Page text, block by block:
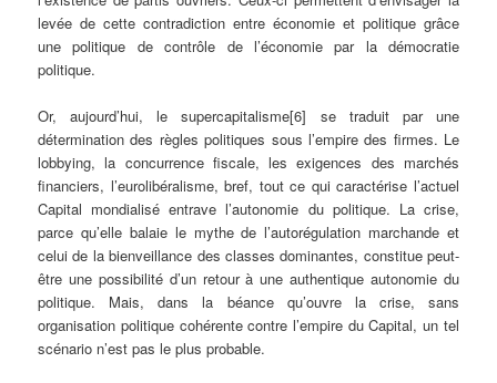
levée de cette contradiction entre économie et politique grâce
une politique de contrôle de l’économie par la démocratie
politique.
Or, aujourd’hui, le supercapitalisme[6] se traduit par une
détermination des règles politiques sous l’empire des firmes. Le
lobbying, la concurrence fiscale, les exigences des marchés
financiers, l’eurolibéralisme, bref, tout ce qui caractérise l’actuel
Capital mondialisé entrave l’autonomie du politique. La crise,
parce qu’elle balaie le mythe de l’autorégulation marchande et
celui de la bienveillance des classes dominantes, constitue peut-
être une possibilité d’un retour à une authentique autonomie du
politique. Mais, dans la béance qu’ouvre la crise, sans
organisation politique cohérente contre l’empire du Capital, un tel
scénario n’est pas le plus probable.